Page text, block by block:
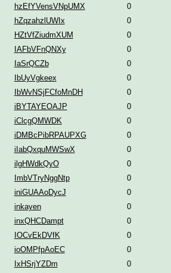
hzEfYVensVNpUMX
0
hZqzahzlUWIx
0
HZtVfZiudmXUM
0
IAFbVFnQNXy
0
IaSrQCZb
0
IbUyVgkeex
0
IbWvNSjFCfoMnDH
0
iBYTAYEOAJP
0
iClcgQMWDK
0
iDMBcPibRPAUPXG
0
iIabQxquMWSwX
0
ilgHWdkQyO
0
ImbVTryNggNtp
0
iniGUAAoDycJ
0
inkayen
0
inxQHCDampt
0
IOCvEkDVfK
0
ioOMPfpAoEC
0
IxHSrjYZDm
0